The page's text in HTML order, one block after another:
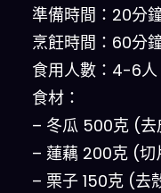
準備時間：20分
烹飪時間：60分
食用人數：4-6人
食材：
– 冬瓜 500克 (去
– 蓮藕 200克 (切
– 栗子 150克 (去